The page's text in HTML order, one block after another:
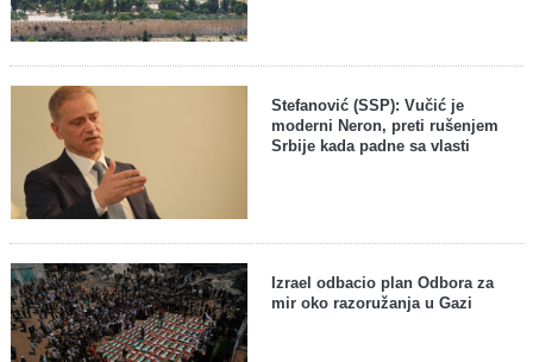
Stefanović (SSP): Vučić je
moderni Neron, preti rušenjem
Srbije kada padne sa vlasti
Izrael odbacio plan Odbora za
mir oko razoružanja u Gazi